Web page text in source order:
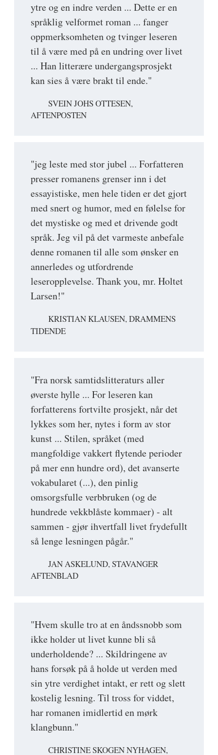
ytre og en indre verden ... Dette er en
språklig velformet roman ... fanger
oppmerksomheten og tvinger leseren
til å være med på en undring over livet
... Han litterære undergangsprosjekt
kan sies å være brakt til ende."
SVEIN JOHS OTTESEN,
AFTENPOSTEN
"jeg leste med stor jubel ... Forfatteren
presser romanens grenser inn i det
essayistiske, men hele tiden er det gjort
med snert og humor, med en følelse for
det mystiske og med et drivende godt
språk. Jeg vil på det varmeste anbefale
denne romanen til alle som ønsker en
annerledes og utfordrende
leseropplevelse. Thank you, mr. Holtet
Larsen!"
KRISTIAN KLAUSEN, DRAMMENS
TIDENDE
"Fra norsk samtidslitteraturs aller
øverste hylle ... For leseren kan
forfatterens fortvilte prosjekt, når det
lykkes som her, nytes i form av stor
kunst ... Stilen, språket (med
mangfoldige vakkert flytende perioder
på mer enn hundre ord), det avanserte
vokabularet (...), den pinlig
omsorgsfulle verbbruken (og de
hundrede vekkblåste kommaer) - alt
sammen - gjør ihvertfall livet frydefullt
så lenge lesningen pågår."
JAN ASKELUND, STAVANGER
AFTENBLAD
"Hvem skulle tro at en åndssnobb som
ikke holder ut livet kunne bli så
underholdende? ... Skildringene av
hans forsøk på å holde ut verden med
sin ytre verdighet intakt, er rett og slett
kostelig lesning. Til tross for viddet,
har romanen imidlertid en mørk
klangbunn."
CHRISTINE SKOGEN NYHAGEN,